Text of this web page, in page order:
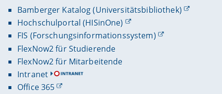
Bamberger Katalog (Universitätsbibliothek)
Hochschulportal (HISinOne)
FIS (Forschungsinformationssystem)
FlexNow2 für Studierende
FlexNow2 für Mitarbeitende
Intranet
Office 365